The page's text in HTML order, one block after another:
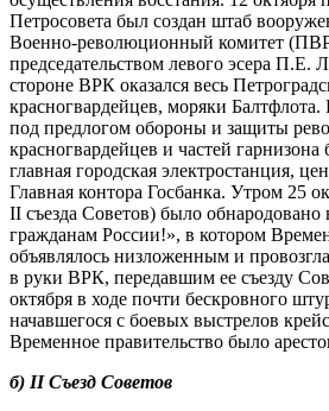
Петросовета был создан штаб
Военно-революционный комитет
председательством левого эсера П.Е.
стороне ВРК оказался весь
красногвардейцев, моряки Балтфлота.
под предлогом обороны и защиты
красногвардейцев и частей
главная городская электростанция,
Главная контора Госбанка. Утром 25
II съезда Советов) было обнародовано
гражданам России!», в котором
объявлялось низложенным и
в руки ВРК, передавшим ее съезду
октября в ходе почти бескровного
начавшегося с боевых выстрелов
Временное правительство было
б) II Съезд Советов